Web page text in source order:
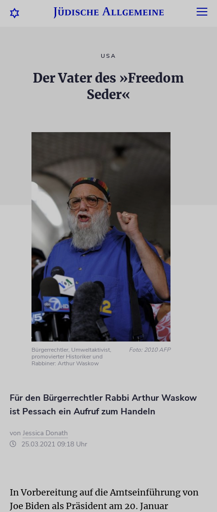
USA
Der Vater des »Freedom
Seder«
Bürgerrechtler, Umweltaktivist,
promovierter Historiker und
Rabbiner: Arthur Waskow
Foto: 2010 AFP
Für den Bürgerrechtler Rabbi Arthur Waskow
ist Pessach ein Aufruf zum Handeln
von Jessica Donath
25.03.2021 09:18 Uhr
In Vorbereitung auf die Amtseinführung von
Joe Biden als Präsident am 20. Januar